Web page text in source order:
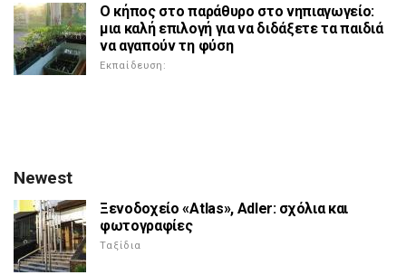
Ο κήπος στο παράθυρο στο νηπιαγωγείο:
μια καλή επιλογή για να διδάξετε τα παιδιά
να αγαπούν τη φύση
Εκπαίδευση:
Newest
Ξενοδοχείο «Atlas», Adler: σχόλια και
φωτογραφίες
Ταξίδια